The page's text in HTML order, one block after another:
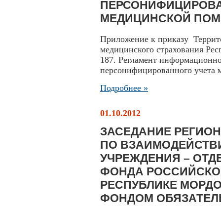
МЕДИЦИНСКОЙ
Приложение к приказу
медицинского страхования
187. Регламент
персонифицированного
Подробнее »
01.10.2012
ЗАСЕДАНИЕ
ПО
УЧРЕЖДЕНИЯ –
ФОНДА
РЕСПУБЛИКЕ
ФОНДОМ